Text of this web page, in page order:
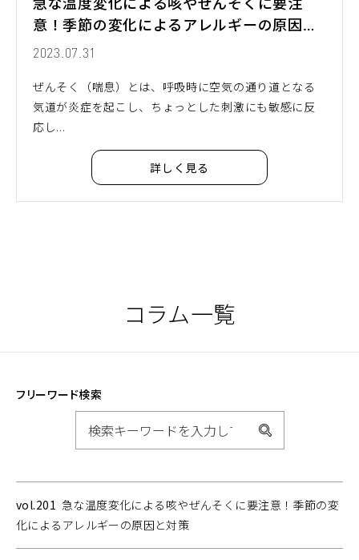
意！季節の変化によるアレルギーの原因と
対策
2023.07.31
ぜんそく（喘息）とは、呼吸時に空気の通り道となる
気道が炎症を起こし、ちょっとした刺激にも敏感に反
応し...
詳しく見る
コラム一覧
フリーワード検索
索
vol.201 急な温度変化による咳やぜんそくに要注意！季節の変
化によるアレルギーの原因と対策